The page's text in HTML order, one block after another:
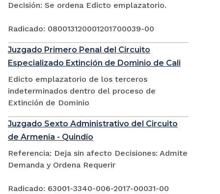
Decisión: Se ordena Edicto emplazatorio.
Radicado: 080013120001201700039-00
Juzgado Primero Penal del Circuito
Especializado Extinción de Dominio de Cali
Edicto emplazatorio de los terceros
indeterminados dentro del proceso de
Extinción de Dominio
Juzgado Sexto Administrativo del Circuito
de Armenia - Quindío
Referencia: Deja sin afecto Decisiones: Admite
Demanda y Ordena Requerir
Radicado: 63001-3340-006-2017-00031-00